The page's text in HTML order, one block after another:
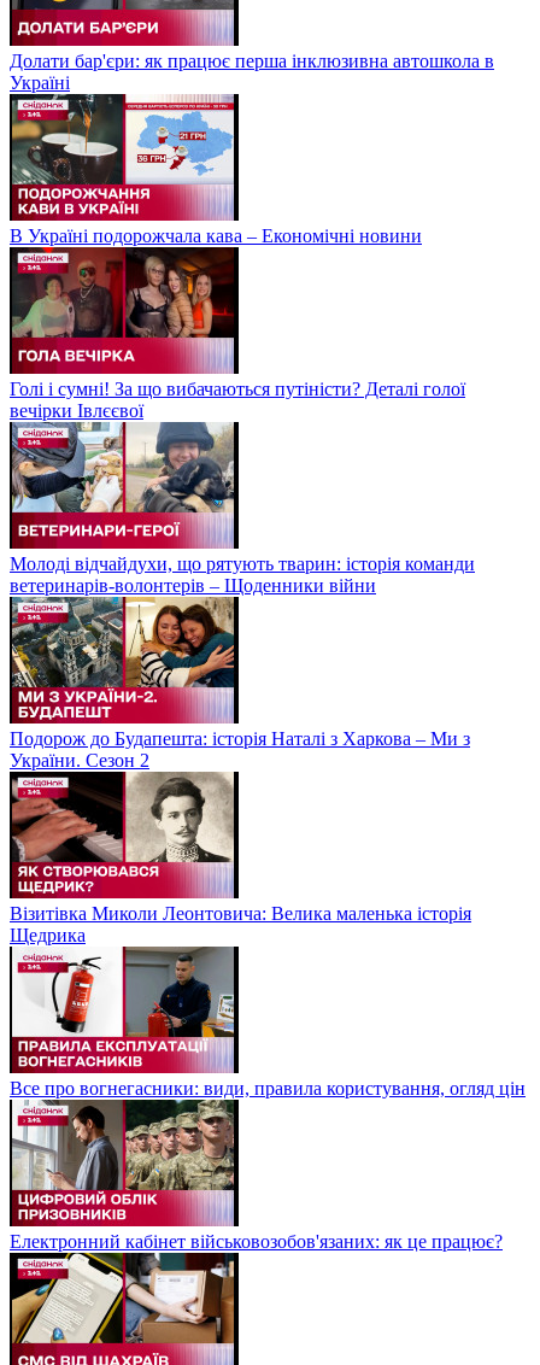
Долати бар'єри: як працює перша інклюзивна автошкола в
Україні
В Україні подорожчала кава – Економічні новини
Голі і сумні! За що вибачаються путіністи? Деталі голої
вечірки Івлєєвої
Молоді відчайдухи, що рятують тварин: історія команди
ветеринарів-волонтерів – Щоденники війни
Подорож до Будапешта: історія Наталі з Харкова – Ми з
України. Сезон 2
Візитівка Миколи Леонтовича: Велика маленька історія
Щедрика
Все про вогнегасники: види, правила користування, огляд цін
Електронний кабінет військовозобов'язаних: як це працює?